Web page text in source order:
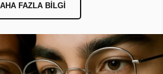
FAZLA BILGI